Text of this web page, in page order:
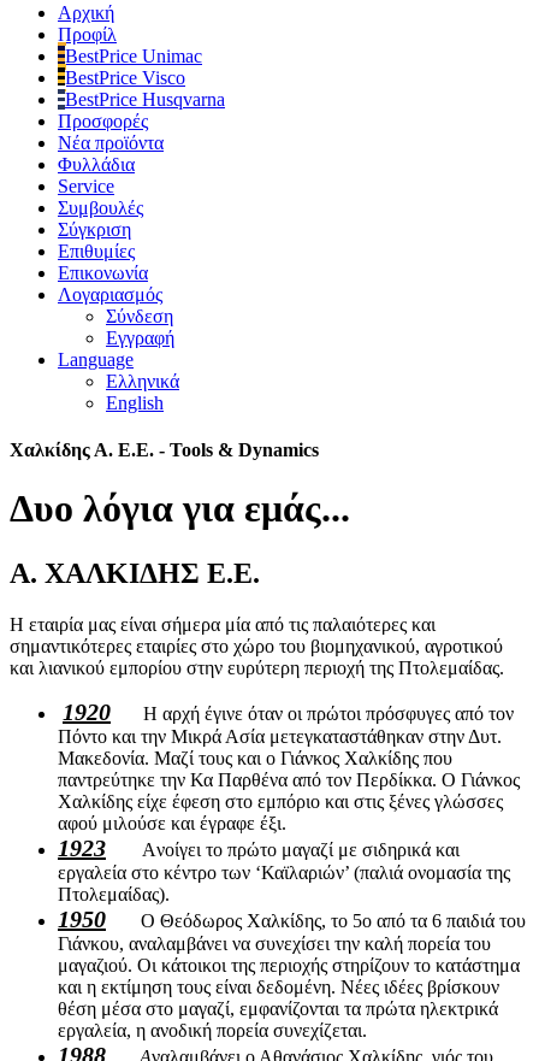
Αρχική
Προφίλ
BestPrice Unimac
BestPrice Visco
BestPrice Husqvarna
Προσφορές
Νέα προϊόντα
Φυλλάδια
Service
Συμβουλές
Σύγκριση
Επιθυμίες
Επικονωνία
Λογαριασμός
Σύνδεση
Εγγραφή
Language
Ελληνικά
English
Χαλκίδης Α. Ε.Ε. - Tools & Dynamics
Δυο λόγια για εμάς...
Α. ΧΑΛΚΙΔΗΣ Ε.Ε.
Η εταιρία μας είναι σήμερα μία από τις παλαιότερες και
σημαντικότερες εταιρίες στο χώρο του βιομηχανικού, αγροτικού
και λιανικού εμπορίου στην ευρύτερη περιοχή της Πτολεμαίδας.
1920
Η αρχή έγινε όταν οι πρώτοι πρόσφυγες από τον
Πόντο και την Μικρά Ασία μετεγκαταστάθηκαν στην Δυτ.
Μακεδονία. Μαζί τους και ο Γιάνκος Χαλκίδης που
παντρεύτηκε την Κα Παρθένα από τον Περδίκκα. Ο Γιάνκος
Χαλκίδης είχε έφεση στο εμπόριο και στις ξένες γλώσσες
αφού μιλούσε και έγραφε έξι.
1923
Aνοίγει το πρώτο μαγαζί με σιδηρικά και
εργαλεία στο κέντρο των ‘Καϊλαριών’ (παλιά ονομασία της
Πτολεμαίδας).
1950
O Θεόδωρος Χαλκίδης, το 5ο από τα 6 παιδιά του
Γιάνκου, αναλαμβάνει να συνεχίσει την καλή πορεία του
μαγαζιού. Οι κάτοικοι της περιοχής στηρίζουν το κατάστημα
και η εκτίμηση τους είναι δεδομένη. Νέες ιδέες βρίσκουν
θέση μέσα στο μαγαζί, εμφανίζονται τα πρώτα ηλεκτρικά
εργαλεία, η ανοδική πορεία συνεχίζεται.
1988 Aναλαμβάνει ο Αθανάσιος Χαλκίδης, γιός του